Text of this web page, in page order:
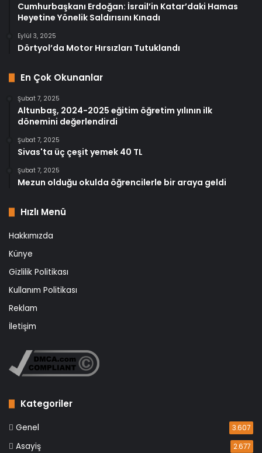
Cumhurbaşkanı Erdoğan: İsrail’in Katar’daki Hamas
Heyetine Yönelik Saldırısını Kınadı
Eylül 3, 2025
Dörtyol’da Motor Hırsızları Tutuklandı
En Çok Okunanlar
Şubat 7, 2025
Altunbaş, 2024-2025 eğitim öğretim yılının ilk
dönemini değerlendirdi
Şubat 7, 2025
Sivas'ta üç çeşit yemek 40 TL
Şubat 7, 2025
Mezun olduğu okulda öğrencilerle bir araya geldi
Hızlı Menü
Hakkımızda
Künye
Gizlilik Politikası
Kullanım Politikası
Reklam
İletişim
Kategoriler
Genel 3.607
Asayiş 2.677